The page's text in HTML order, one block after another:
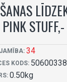
34
KODS:
0.50kg